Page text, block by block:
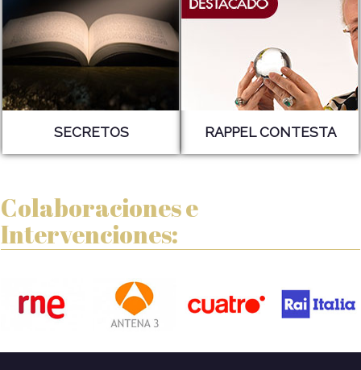
SECRETOS RAPPEL CONTESTA
Colaboraciones e
Intervenciones: